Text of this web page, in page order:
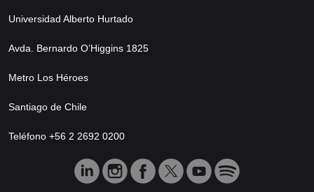
Universidad Alberto Hurtado
Avda. Bernardo O’Higgins 1825
Metro Los Héroes
Santiago de Chile
Teléfono +56 2 2692 0200